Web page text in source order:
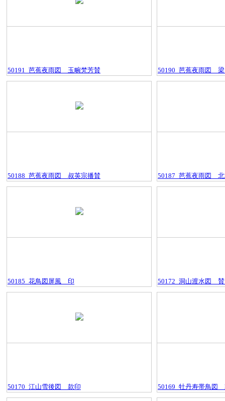
50191_芭蕉夜雨図＿玉畹梵芳賛 50190_芭蕉夜雨図＿
50188_芭蕉夜雨図＿叔英宗播賛 50187_芭蕉夜雨図＿
50185_花鳥図屏風＿印 50172_洞山渡水図＿
50170_江山雪後図＿款印 50169_牡丹寿帯鳥図